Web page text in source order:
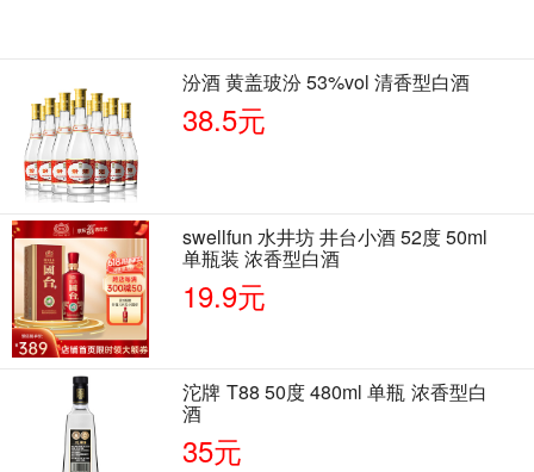
汾酒 黄盖玻汾 53%vol 清香型白酒
38.5元
swellfun 水井坊 井台小酒 52度 50ml
单瓶装 浓香型白酒
19.9元
沱牌 T88 50度 480ml 单瓶 浓香型白
酒
35元